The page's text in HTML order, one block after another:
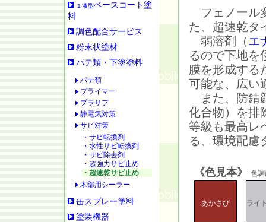
１液型ベースコート塗
料
調色配合サービス
粉末状塗材
パテ類・下塗塗料
パテ類
プライマー
プラサフ
静電気対策
サビ対策
・サビ転換剤
・水性サビ転換剤
・サビ除去剤
・超強力サビ止め
・超速乾サビ止め
木部用シーラー
缶スプレー塗料
塗装機器
フェノール
た、超速乾タ
弱溶剤（エ
るので下地を
膜を形成する
可能な、広い
また、防錆
化合物）を排
等級も最高
る、環境配慮
《色見本》 色
あかさび ライ